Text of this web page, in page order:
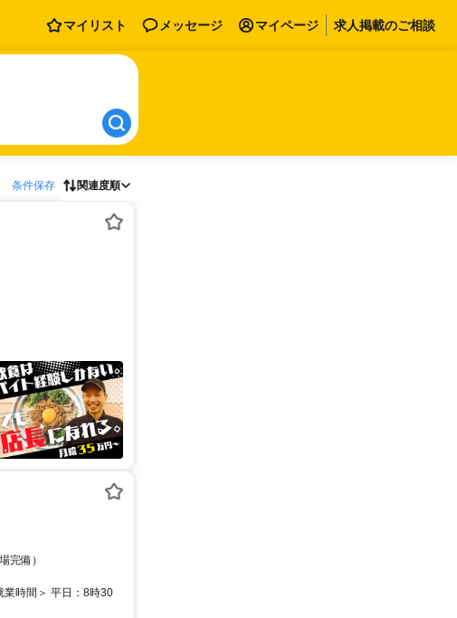
マイリスト メッセージ マイページ 求人掲載のご相談
条件保存 関連度順
通勤可（駐車場完備）
業時間＞ 平日：8時30